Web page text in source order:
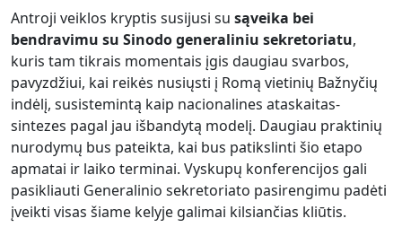
Antroji veiklos kryptis susijusi su sąveika bei
bendravimu su Sinodo generaliniu sekretoriatu,
kuris tam tikrais momentais įgis daugiau svarbos,
pavyzdžiui, kai reikės nusiųsti į Romą vietinių Bažnyčių
indėlį, susistemintą kaip nacionalines ataskaitas-
sintezes pagal jau išbandytą modelį. Daugiau praktinių
nurodymų bus pateikta, kai bus patikslinti šio etapo
apmatai ir laiko terminai. Vyskupų konferencijos gali
pasikliauti Generalinio sekretoriato pasirengimu padėti
įveikti visas šiame kelyje galimai kilsiančias kliūtis.